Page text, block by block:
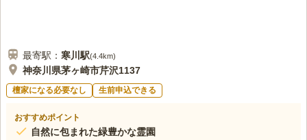
最寄駅： 寒川 駅(4.4km)
神奈川県茅ヶ崎市芹沢1137
檀家になる必要なし 生前申込できる
おすすめポイント
自然に包まれた緑豊かな霊園